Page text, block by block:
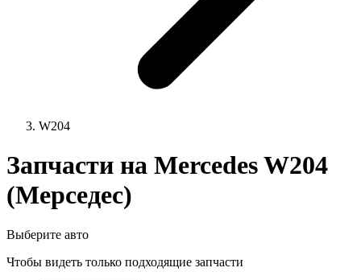
W204
Запчасти на Mercedes W204
(Мерседес)
Выберите авто
Чтобы видеть только подходящие запчасти